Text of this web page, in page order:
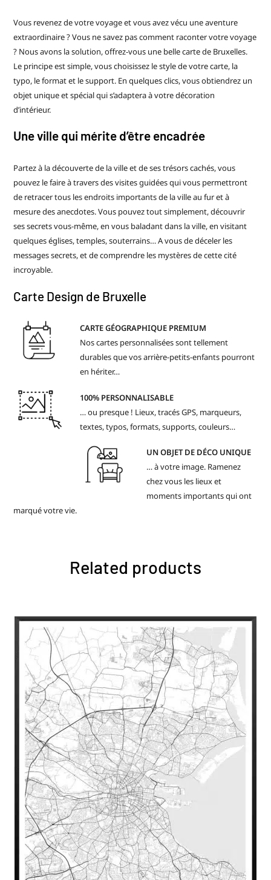
Vous revenez de votre voyage et vous avez vécu une aventure
extraordinaire ? Vous ne savez pas comment raconter votre voyage
? Nous avons la solution, offrez-vous une belle carte de Bruxelles.
Le principe est simple, vous choisissez le style de votre carte, la
typo, le format et le support. En quelques clics, vous obtiendrez un
objet unique et spécial qui s’adaptera à votre décoration
d’intérieur.
Une ville qui mérite d’être encadrée
Partez à la découverte de la ville et de ses trésors cachés, vous
pouvez le faire à travers des visites guidées qui vous permettront
de retracer tous les endroits importants de la ville au fur et à
mesure des anecdotes. Vous pouvez tout simplement, découvrir
ses secrets vous-même, en vous baladant dans la ville, en visitant
quelques églises, temples, souterrains… A vous de déceler les
messages secrets, et de comprendre les mystères de cette cité
incroyable.
Carte Design de Bruxelle
CARTE GÉOGRAPHIQUE PREMIUM
Nos cartes personnalisées sont tellement
durables que vos arrière-petits-enfants pourront
en hériter…
100% PERSONNALISABLE
… ou presque ! Lieux, tracés GPS, marqueurs,
textes, typos, formats, supports, couleurs…
UN OBJET DE DÉCO UNIQUE
… à votre image. Ramenez
chez vous les lieux et
moments importants qui ont
marqué votre vie.
Related products